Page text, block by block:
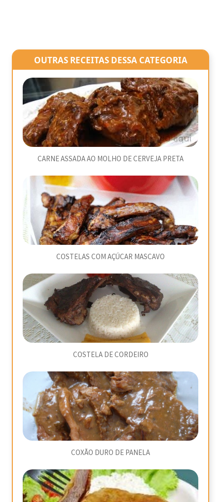
OUTRAS RECEITAS DESSA CATEGORIA
CARNE ASSADA AO MOLHO DE CERVEJA PRETA
COSTELAS COM AÇÚCAR MASCAVO
COSTELA DE CORDEIRO
COXÃO DURO DE PANELA